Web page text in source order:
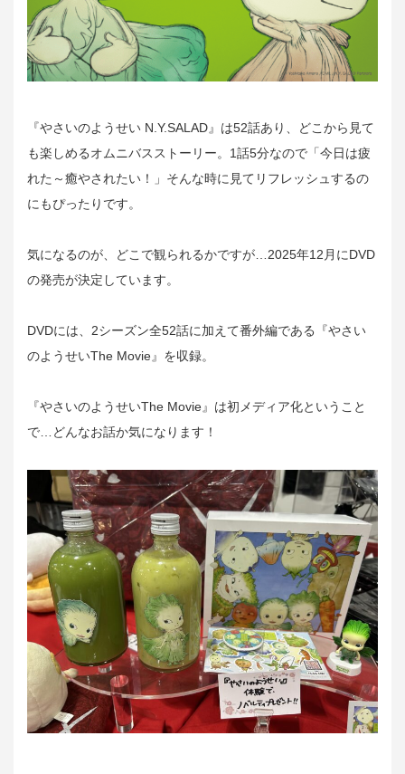
『やさいのようせい N.Y.SALAD』は52話あり、どこから見て
も楽しめるオムニバスストーリー。1話5分なので「今日は疲
れた～癒やされたい！」そんな時に見てリフレッシュするの
にもぴったりです。
気になるのが、どこで観られるかですが…2025年12月にDVD
の発売が決定しています。
DVDには、2シーズン全52話に加えて番外編である『やさい
のようせいThe Movie』を収録。
『やさいのようせいThe Movie』は初メディア化ということ
で…どんなお話か気になります！